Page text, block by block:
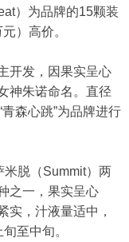
）为品牌的15颗装
）高价。
开发，因果实呈心
神朱诺命名。直径
森心跳”为品牌进行
米脱（Summit）两
之一，果实呈心
实，汁液量适中，
至中旬。